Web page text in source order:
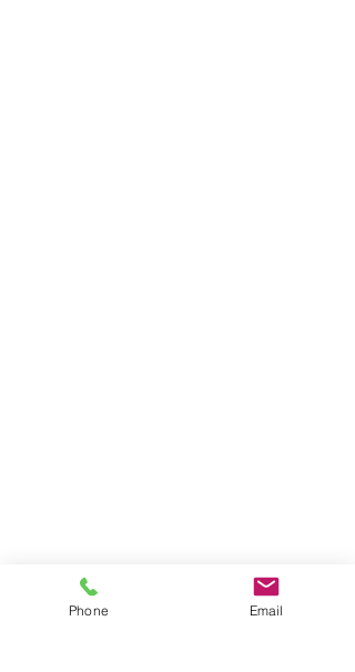
Phone Email